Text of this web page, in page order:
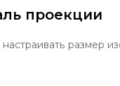
проекции
размер